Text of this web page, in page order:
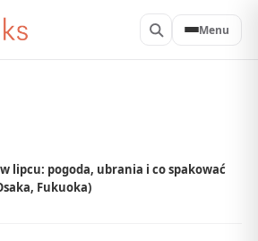
Menu
lipcu: pogoda, ubrania i co spakować
Fukuoka)